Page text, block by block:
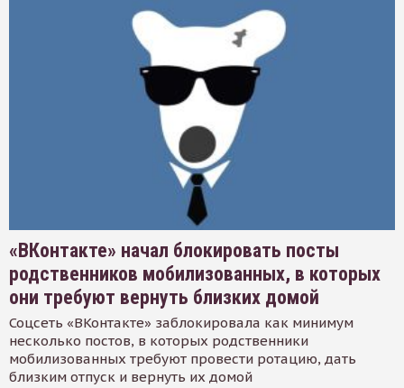
«ВКонтакте» начал блокировать посты
родственников мобилизованных, в которых
они требуют вернуть близких домой
Соцсеть «ВКонтакте» заблокировала как минимум
несколько постов, в которых родственники
мобилизованных требуют провести ротацию, дать
близким отпуск и вернуть их домой